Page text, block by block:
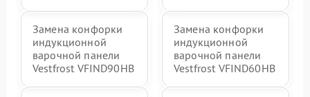
Замена конфорки
индукционной
варочной панели
Vestfrost VFIND90HB
Замена конфорки
индукционной
варочной панели
Vestfrost VFIND60HB